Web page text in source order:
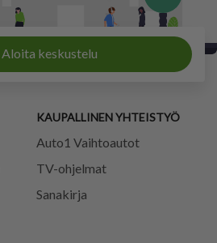
Aloita keskustelu
KAUPALLINEN YHTEISTYÖ
Auto1 Vaihtoautot
TV-ohjelmat
Sanakirja